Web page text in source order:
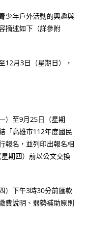
少年戶外活動的興趣與
摘述如下（詳參附
12月3日（星期日），
）至9月25日（星期
「高雄市112年度國民
報名，並列印出報名相
期四）前以公文交換
）下午3時30分前匯款
費說明、弱勢補助原則